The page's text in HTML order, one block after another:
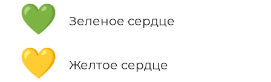
💚 Зеленое сердце
💛 Желтое сердце